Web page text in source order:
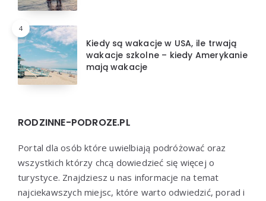
4
Kiedy są wakacje w USA, ile trwają
wakacje szkolne – kiedy Amerykanie
mają wakacje
RODZINNE-PODROZE.PL
Portal dla osób które uwielbiają podróżować oraz
wszystkich którzy chcą dowiedzieć się więcej o
turystyce. Znajdziesz u nas informacje na temat
najciekawszych miejsc, które warto odwiedzić, porad i